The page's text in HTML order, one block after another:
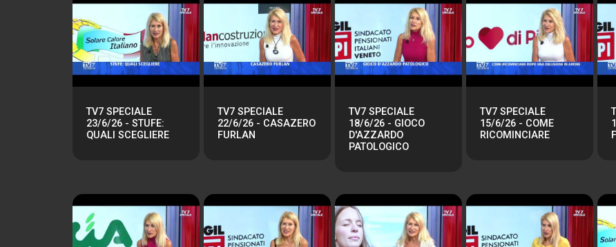
TV7 SPECIALE
23/6/26 - STUFE:
QUALI SCEGLIERE
TV7 SPECIALE
22/6/26 - CASAZERO
FURLAN
TV7 SPECIALE
18/6/26 - GIOCO
D'AZZARDO
PATOLOGICO
TV7 SPECIALE
15/6/26 - COME
RICOMINCIARE